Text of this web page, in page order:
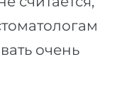
очень